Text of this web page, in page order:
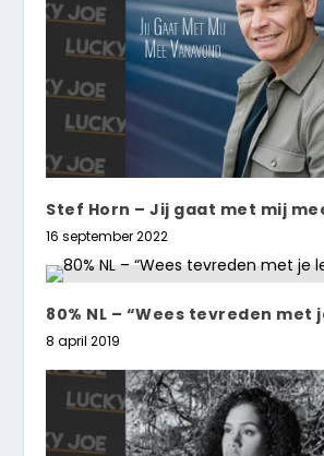
Stef Horn – Jij gaat met mij
16 september 2022
80% NL – “Wees tevreden met
8 april 2019